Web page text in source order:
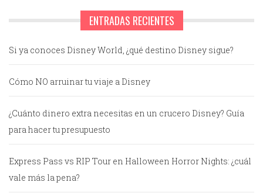
ENTRADAS RECIENTES
Si ya conoces Disney World, ¿qué destino Disney sigue?
Cómo NO arruinar tu viaje a Disney
¿Cuánto dinero extra necesitas en un crucero Disney? Guía
para hacer tu presupuesto
Express Pass vs RIP Tour en Halloween Horror Nights: ¿cuál
vale más la pena?